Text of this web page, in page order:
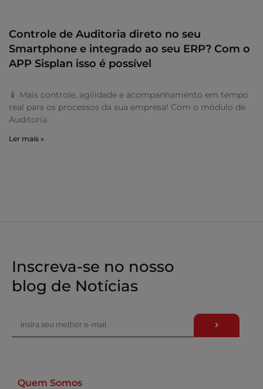
Controle de Auditoria direto no seu
Smartphone e integrado ao seu ERP? Com o
APP Sisplan isso é possível
📱 Mais controle, agilidade e acompanhamento em tempo
real para os processos da sua empresa! Com o módulo de
Auditoria
Ler mais »
Inscreva-se no nosso
blog de Notícias
Quem Somos